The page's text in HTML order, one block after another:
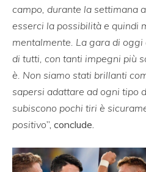
campo, durante la settimana
esserci la possibilità e quindi
mentalmente. La gara di oggi
di tutti, con tanti impegni più
è. Non siamo stati brillanti
sapersi adattare ad ogni tipo
subiscono pochi tiri è
positivo”, conclude.